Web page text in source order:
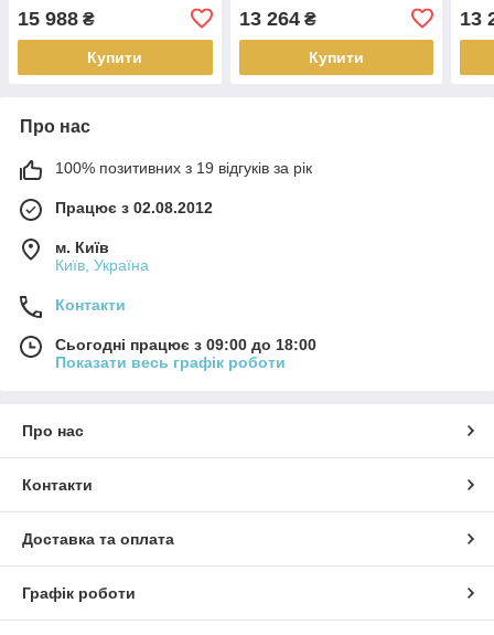
15 988 ₴
Купити
13 264₴
Купити
13
Про нас
100% позитивних з 19 відгуків за рік
Працює з 02.08.2012
м. Київ
Київ, Україна
Контакти
Сьогодні працює з 09:00 до 18:00
Показати весь графік роботи
Про нас
Контакти
Доставка та оплата
Графік роботи